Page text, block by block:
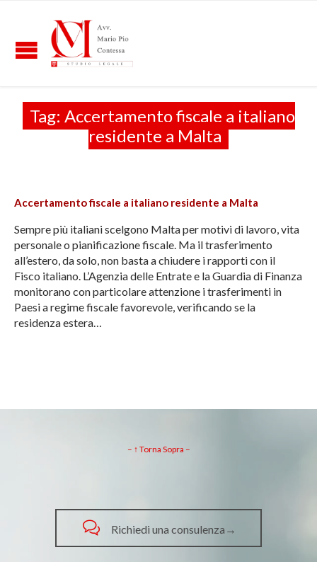
Tag: Accertamento fiscale a italiano
residente a Malta
Accertamento fiscale a italiano residente a Malta
Sempre più italiani scelgono Malta per motivi di lavoro, vita
personale o pianificazione fiscale. Ma il trasferimento
all’estero, da solo, non basta a chiudere i rapporti con il
Fisco italiano. L’Agenzia delle Entrate e la Guardia di Finanza
monitorano con particolare attenzione i trasferimenti in
Paesi a regime fiscale favorevole, verificando se la
residenza estera…
– ↑ Torna Sopra –
 Richiedi una consulenza→